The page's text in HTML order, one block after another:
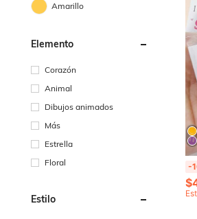
Amarillo
Elemento
Corazón
Animal
Dibujos animados
Más
Estrella
Floral
Estilo
-